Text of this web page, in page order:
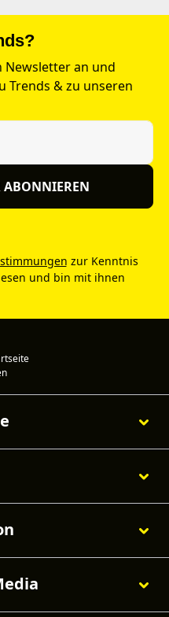
Newsletter an und
Trends & zu unseren
ABONNIEREN
zur Kenntnis
und bin mit ihnen